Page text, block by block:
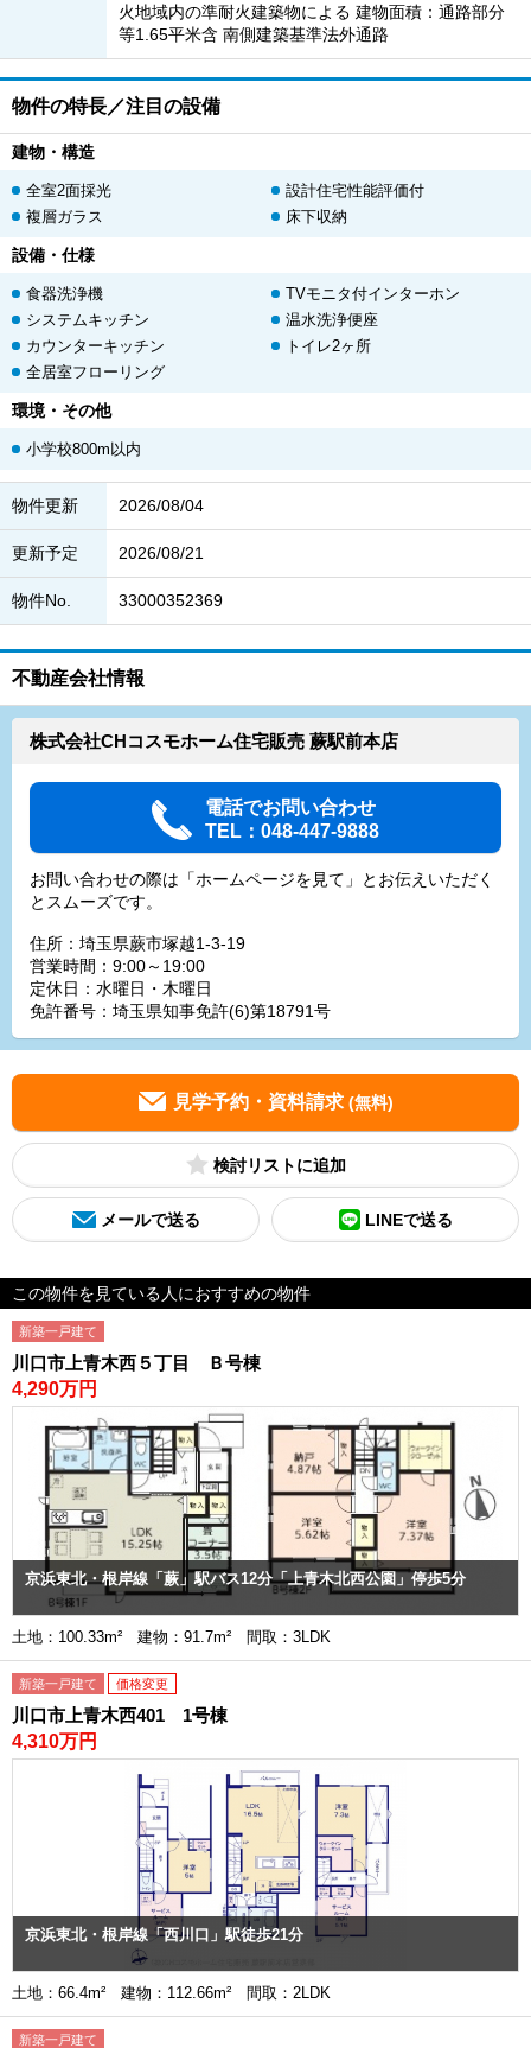
火地域内の準耐火建築物による 建物面積：通路部分
等1.65平米含 南側建築基準法外通路
物件の特長／注目の設備
建物・構造
全室2面採光
設計住宅性能評価付
複層ガラス
床下収納
設備・仕様
食器洗浄機
TVモニタ付インターホン
システムキッチン
温水洗浄便座
カウンターキッチン
トイレ2ヶ所
全居室フローリング
環境・その他
小学校800m以内
物件更新 2026/08/04
更新予定 2026/08/21
物件No. 33000352369
不動産会社情報
株式会社CHコスモホーム住宅販売 蕨駅前本店
電話でお問い合わせ
TEL：048-447-9888
お問い合わせの際は「ホームページを見て」とお伝えいただく
とスムーズです。
住所：埼玉県蕨市塚越1-3-19
営業時間：9:00～19:00
定休日：水曜日・木曜日
免許番号：埼玉県知事免許(6)第18791号
見学予約・資料請求 (無料)
検討リスト
メールで送る LINEで送る
この物件を見ている人におすすめの物件
新築一戸建て
川口市上青木西５丁目 Ｂ号棟
4,290万円
京浜東北・根岸線「蕨」駅バス12分「上青木北西公園」停歩5分
土地：100.33m² 建物：91.7m² 間取：3LDK
新築一戸建て 価格変更
川口市上青木西401 1号棟
4,310万円
京浜東北・根岸線「西川口」駅徒歩21分
土地：66.4m² 建物：112.66m² 間取：2LDK
新築一戸建て